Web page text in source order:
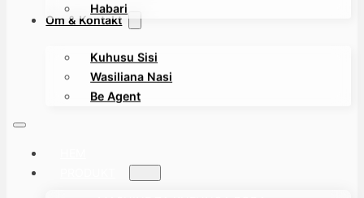
Habari
Om & Kontakt
Kuhusu Sisi
Wasiliana Nasi
Be Agent